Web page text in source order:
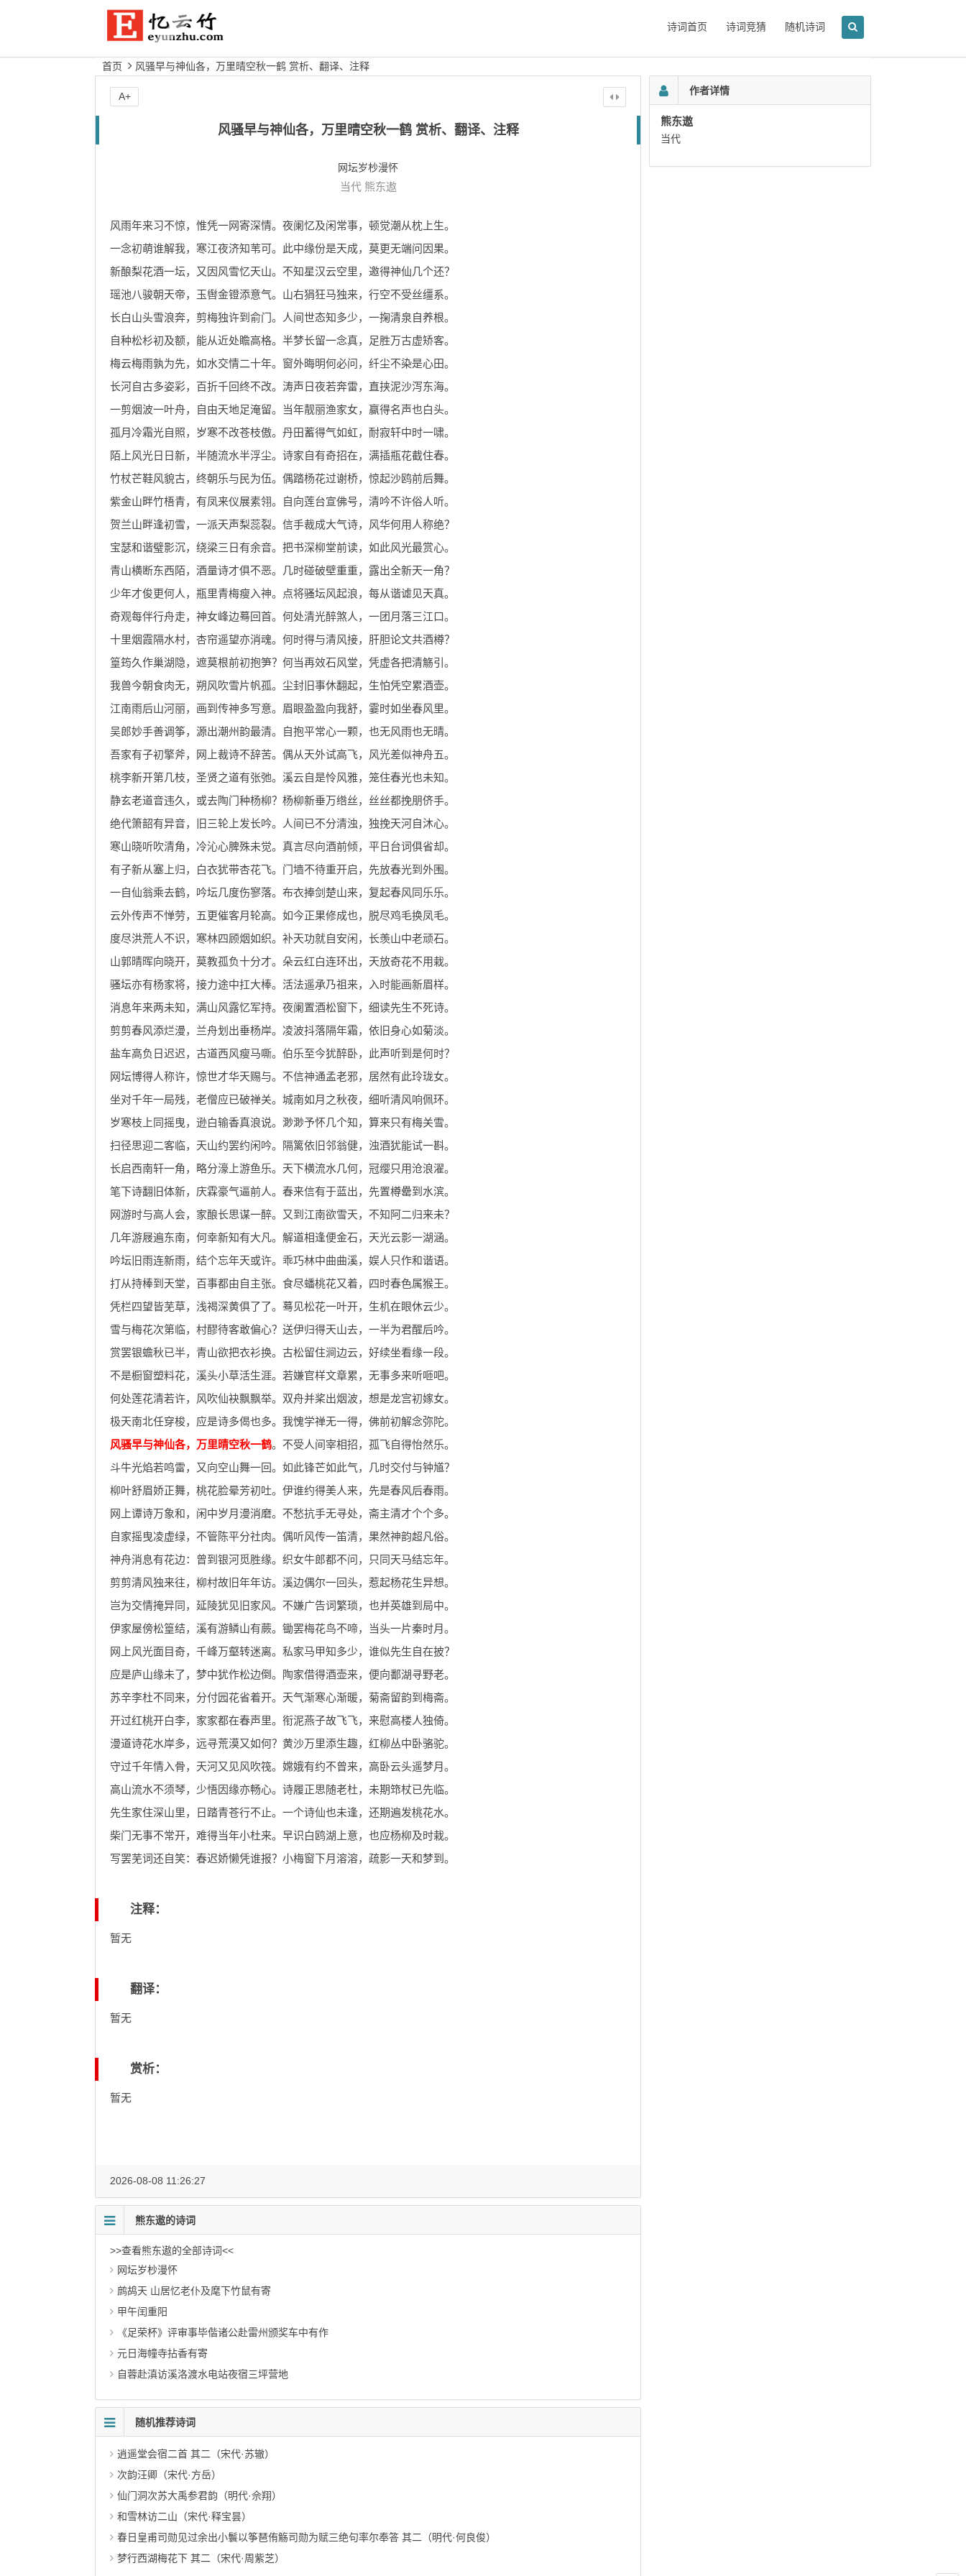
诗词首页 诗词竞猜 随机诗词
首页 风骚早与神仙各，万里晴空秋一鹤 赏析、翻译、注释
风骚早与神仙各，万里晴空秋一鹤 赏析、翻译、注释
网坛岁杪漫怀
当代 熊东遨
风雨年来习不惊，惟凭一网寄深情。夜阑忆及闲常事，顿觉潮从枕上生。
一念初萌谁解我，寒江夜济知苇可。此中缘份是天成，莫更无端问因果。
新酿梨花酒一坛，又因风雪忆天山。不知星汉云空里，邀得神仙几个还？
瑶池八骏朝天帝，玉辔金镫添意气。山右狷狂马独来，行空不受丝缰系。
长白山头雪浪奔，剪梅独许到俞门。人间世态知多少，一掬清泉自养根。
自种松杉初及额，能从近处瞻高格。半梦长留一念真，足胜万古虚矫客。
梅云梅雨孰为先，如水交情二十年。窗外晦明何必问，纤尘不染是心田。
长河自古多姿彩，百折千回终不改。涛声日夜若奔雷，直挟泥沙泻东海。
一剪烟波一叶舟，自由天地足淹留。当年靓丽渔家女，赢得名声也白头。
孤月冷霜光自照，岁寒不改苍枝傲。丹田蓄得气如虹，耐寂轩中时一啸。
陌上风光日日新，半随流水半浮尘。诗家自有奇招在，满插瓶花截住春。
竹杖芒鞋风貌古，终朝乐与民为伍。偶踏杨花过谢桥，惊起沙鸥前后舞。
紫金山畔竹梧青，有凤来仪展素翎。自向莲台宣佛号，清吟不许俗人听。
贺兰山畔逢初雪，一派天声梨蕊裂。信手裁成大气诗，风华何用人称绝？
宝瑟和谐璧影沉，绕梁三日有余音。把书深柳堂前读，如此风光最赏心。
青山横断东西陌，酒量诗才俱不恶。几时碰破壁重重，露出全新天一角？
少年才俊更何人，瓶里青梅瘦入神。点将骚坛风起浪，每从谐谑见天真。
奇观每伴行舟走，神女峰边蓦回首。何处清光醉煞人，一团月落三江口。
十里烟霞隔水村，杏帘遥望亦消魂。何时得与清风接，肝胆论文共酒樽？
篁筠久作巢湖隐，遮莫根前初抱笋？何当再效石风堂，凭虚各把清觞引。
我兽今朝食肉无，朔风吹雪片帆孤。尘封旧事休翻起，生怕凭空累酒壶。
江南雨后山河丽，画到传神多写意。眉眼盈盈向我舒，霎时如坐春风里。
吴郎妙手善调筝，源出潮州韵最清。自抱平常心一颗，也无风雨也无晴。
吾家有子初擎斧，网上裁诗不辞苦。偶从天外试高飞，风光差似神舟五。
桃李新开第几枝，圣贤之道有张弛。溪云自是怜风雅，笼住春光也未知。
静玄老道音违久，或去陶门种杨柳？杨柳新垂万绺丝，丝丝都挽朋侪手。
绝代箫韶有异音，旧三轮上发长吟。人间已不分清浊，独挽天河自沐心。
寒山晓听吹清角，冷沁心脾殊未觉。真言尽向酒前倾，平日台词俱省却。
有子新从塞上归，白衣犹带杏花飞。门墙不待重开启，先放春光到外围。
一自仙翁乘去鹤，吟坛几度伤寥落。布衣捧剑楚山来，复起春风同乐乐。
云外传声不惮劳，五更催客月轮高。如今正果修成也，脱尽鸡毛换凤毛。
度尽洪荒人不识，寒林四顾烟如织。补天功就自安闲，长羡山中老顽石。
山郭晴晖向晓开，莫教孤负十分才。朵云红白连环出，天放奇花不用栽。
骚坛亦有杨家将，接力途中扛大棒。活法遥承乃祖来，入时能画新眉样。
消息年来两未知，满山风露忆军持。夜阑置酒松窗下，细读先生不死诗。
剪剪春风添烂漫，兰舟划出垂杨岸。凌波抖落隔年霜，依旧身心如菊淡。
盐车高负日迟迟，古道西风瘦马嘶。伯乐至今犹醉卧，此声听到是何时？
网坛博得人称许，惊世才华天赐与。不信神通孟老邪，居然有此玲珑女。
坐对千年一局残，老僧应已破禅关。城南如月之秋夜，细听清风响佩环。
岁寒枝上同摇曳，逊白输香真浪说。渺渺予怀几个知，算来只有梅关雪。
扫径思迎二客临，天山约罢约闲吟。隔篱依旧邻翁健，浊酒犹能试一斟。
长启西南轩一角，略分濠上游鱼乐。天下横流水几何，冠缨只用沧浪濯。
笔下诗翻旧体新，庆霖豪气逼前人。春来信有于蓝出，先置樽罍到水滨。
网游时与高人会，家酿长思谋一醉。又到江南欲雪天，不知阿二归来未？
几年游屐遍东南，何幸新知有大凡。解道相逢便金石，天光云影一湖涵。
吟坛旧雨连新雨，结个忘年天或许。乖巧林中曲曲溪，娱人只作和谐语。
打从持棒到天堂，百事都由自主张。食尽蟠桃花又着，四时春色属猴王。
凭栏四望皆芜草，浅褐深黄俱了了。蓦见松花一叶开，生机在眼休云少。
雪与梅花次第临，村醪待客敢偏心？送伊归得天山去，一半为君醒后吟。
赏罢银蟾秋已半，青山欲把衣衫换。古松留住涧边云，好续坐看缘一段。
不是橱窗塑料花，溪头小草活生涯。若嫌官样文章累，无事多来听咂吧。
何处莲花清若许，风吹仙袂飘飘举。双舟并桨出烟波，想是龙宫初嫁女。
极天南北任穿梭，应是诗多偈也多。我愧学禅无一得，佛前初解念弥陀。
风骚早与神仙各，万里晴空秋一鹤。不受人间宰相招，孤飞自得怡然乐。
斗牛光焰若鸣雷，又向空山舞一回。如此锋芒如此气，几时交付与钟馗？
柳叶舒眉娇正舞，桃花脸晕芳初吐。伊谁约得美人来，先是春风后春雨。
网上谭诗万象和，闲中岁月漫消磨。不愁抗手无寻处，斋主清才个个多。
自家摇曳凌虚绿，不管陈平分社肉。偶听风传一笛清，果然神韵超凡俗。
神舟消息有花边：曾到银河觅胜缘。织女牛郎都不问，只同天马结忘年。
剪剪清风独来往，柳村故旧年年访。溪边偶尔一回头，惹起杨花生异想。
岂为交情掩异同，延陵犹见旧家风。不嫌广告词繁琐，也并英雄到局中。
伊家屋傍松篁结，溪有游鳞山有蕨。锄罢梅花鸟不啼，当头一片秦时月。
网上风光面目奇，千峰万壑转迷离。私家马甲知多少，谁似先生自在披？
应是庐山缘未了，梦中犹作松边倒。陶家借得酒壶来，便向鄱湖寻野老。
苏辛李杜不同来，分付园花省着开。天气渐寒心渐暖，菊斋留韵到梅斋。
开过红桃开白李，家家都在春声里。衔泥燕子故飞飞，来慰高楼人独倚。
漫道诗花水岸多，远寻荒漠又如何？黄沙万里添生趣，红柳丛中卧骆驼。
守过千年情入骨，天河又见风吹筏。嫦娥有约不曾来，高卧云头遥梦月。
高山流水不须琴，少悟因缘亦畅心。诗履正思随老杜，未期筇杖已先临。
先生家住深山里，日踏青苍行不止。一个诗仙也未逢，还期遍发桃花水。
柴门无事不常开，难得当年小杜来。早识白鸥湖上意，也应杨柳及时栽。
写罢芜词还自笑：春迟娇懒凭谁报？小梅窗下月溶溶，疏影一天和梦到。
注释：
暂无
翻译：
暂无
赏析：
暂无
A+
2026-08-08 11:26:27
熊东遨的诗词
>>查看熊东遨的全部诗词<<
网坛岁杪漫怀
鹧鸪天 山居忆老仆及麾下竹鼠有寄
甲午闰重阳
《足荣杯》评审事毕偕诸公赴雷州颁奖车中有作
元日海幢寺拈香有寄
自蓉赴滇访溪洛渡水电站夜宿三坪营地
随机推荐诗词
逍遥堂会宿二首 其二（宋代·苏辙）
次韵汪卿（宋代·方岳）
仙门洞次苏大禹参君韵（明代·佘翔）
和雪林访二山（宋代·释宝昙）
春日皇甫司勋见过余出小鬟以筝琶侑觞司勋为赋三绝句率尔奉答 其二（明代·何良俊）
梦行西湖梅花下 其二（宋代·周紫芝）
作者详情
熊东遨
当代